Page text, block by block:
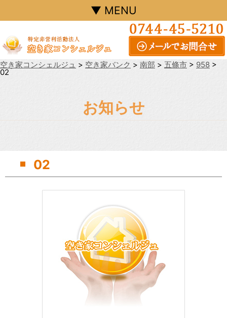
▼ MENU
空き家コンシェルジュ > 空き家バンク > 南部 > 五條市 > 958 >
02
お知らせ
02